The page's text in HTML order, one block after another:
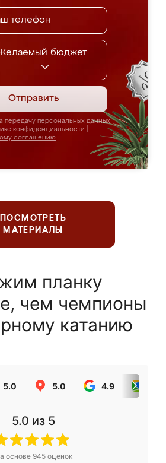
бюджет
Отправить
передачу персональных данных
конфиденциальности
соглашению
ПОСМОТРЕТЬ
МАТЕРИАЛЫ
планку
чем чемпионы
катанию
5.0 5.0 4.9
5.0 из 5
основе 945оценок